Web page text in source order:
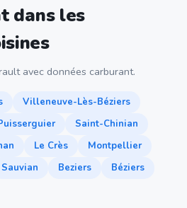
dans les
avec données carburant.
Villeneuve-Lès-Béziers
Saint-Chinian
Le Crès
Montpellier
Sauvian Beziers
Béziers